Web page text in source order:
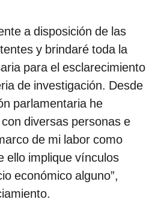
a disposición de las
y brindaré toda la
para el esclarecimiento
de investigación. Desde
parlamentaria he
diversas personas e
de mi labor como
ello implique vínculos
económico alguno”,